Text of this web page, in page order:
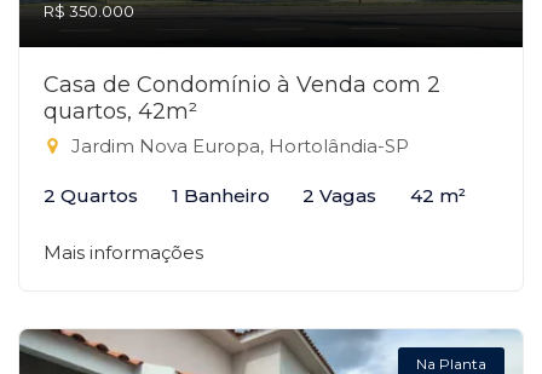
R$ 350.000
Casa de Condomínio à Venda com 2
quartos, 42m²
Jardim Nova Europa, Hortolândia-SP
2 Quartos 1 Banheiro 2 Vagas 42 m²
Mais informações
Na Planta